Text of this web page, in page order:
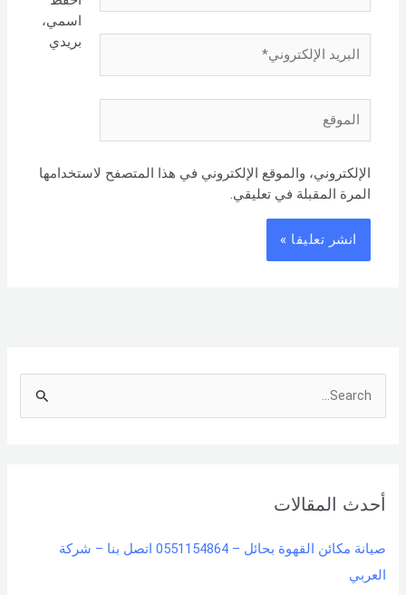
الإلكتروني*
اسمي،
بريدي
الإلكتروني، والموقع الإلكتروني في هذا المتصفح لاستخدامها
المرة المقبلة في تعليقي.
c
f
o
أحدث المقالات
صيانة مكائن القهوة بحائل – 0551154864 اتصل بنا – شركة
العربي